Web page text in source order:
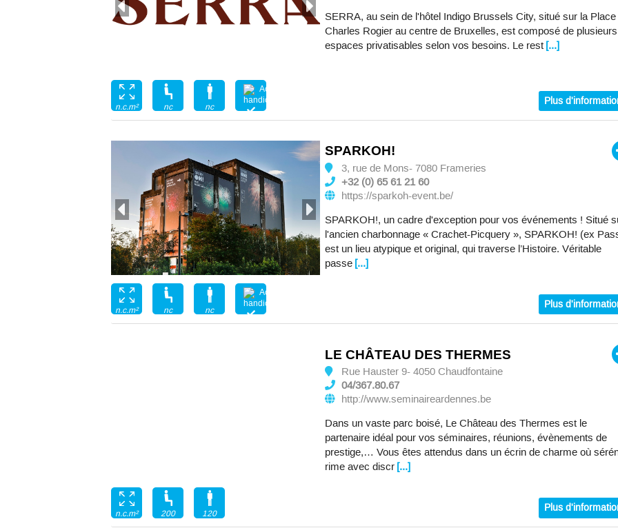
SERRA, au sein de l'hôtel Indigo Brussels City, situé sur la Place
Charles Rogier au centre de Bruxelles, est composé de plusieurs
espaces privatisables selon vos besoins. Le rest [...]
n.c.m² nc nc Plus
SPARKOH!
3, rue de Mons- 7080 Frameries
+32 (0) 65 61 21 60
https://sparkoh-event.be/
SPARKOH!, un cadre d'exception pour vos événements ! Situé
l'ancien charbonnage « Crachet-Picquery », SPARKOH! (ex
est un lieu atypique et original, qui traverse l’Histoire. Véritable
passe [...]
n.c.m² nc nc Plus
LE CHÂTEAU DES THERMES
Rue Hauster 9- 4050 Chaudfontaine
04/367.80.67
http://www.seminaireardennes.be
Dans un vaste parc boisé, Le Château des Thermes est le
partenaire idéal pour vos séminaires, réunions, évènements de
prestige,… Vous êtes attendus dans un écrin de charme où
rime avec discr [...]
n.c.m² 200 120 Plus